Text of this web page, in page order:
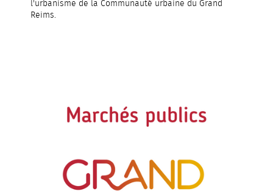
l'urbanisme de la Communauté urbaine du Grand
Reims.